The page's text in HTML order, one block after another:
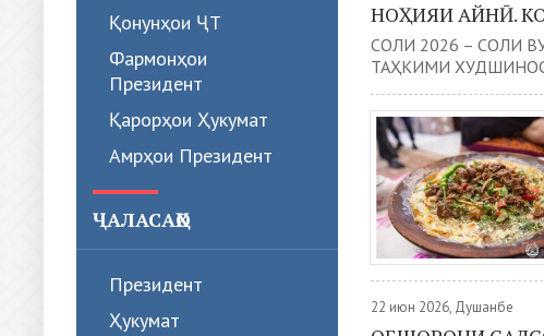
Қонунҳои ҶТ
Фармонҳои
Президент
Қарорҳои Ҳукумат
Амрҳои Президент
ҶАЛАСАҲО
Президент
Ҳукумат
НОҲИЯИ АЙНӢ.
СОЛИ 2026 – СОЛИ
ТАҲКИМИ
22 июн 2026, Душанбе